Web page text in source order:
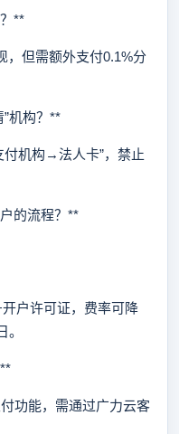
**
但需额外支付0.1%分
机构？**
机构→法人卡”，禁止
的流程？**
户许可证，费率可降
功能，需通过广力云客